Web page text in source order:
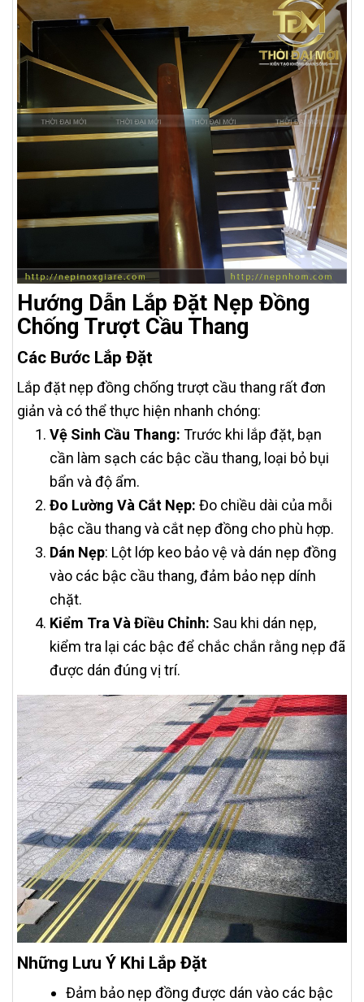
Hướng Dẫn Lắp Đặt Nẹp Đồng
Chống Trượt Cầu Thang
Các Bước Lắp Đặt
Lắp đặt nẹp đồng chống trượt cầu thang rất đơn
giản và có thể thực hiện nhanh chóng:
Vệ Sinh Cầu Thang: Trước khi lắp đặt, bạn
cần làm sạch các bậc cầu thang, loại bỏ bụi
bẩn và độ ẩm.
Đo Lường Và Cắt Nẹp: Đo chiều dài của mỗi
bậc cầu thang và cắt nẹp đồng cho phù hợp.
Dán Nẹp: Lột lớp keo bảo vệ và dán nẹp đồng
vào các bậc cầu thang, đảm bảo nẹp dính
chặt.
Kiểm Tra Và Điều Chỉnh: Sau khi dán nẹp,
kiểm tra lại các bậc để chắc chắn rằng nẹp đã
được dán đúng vị trí.
Những Lưu Ý Khi Lắp Đặt
Đảm bảo nẹp đồng được dán vào các bậc